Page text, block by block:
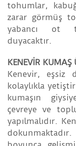
tohumlar,
zarar görmüş
yabancı ot
duyacaktır.
KENEVİR KUMAŞ
Kenevir, eşsiz
kolaylıkla
kumaşın
çevreye ve
yapılmalıdır.